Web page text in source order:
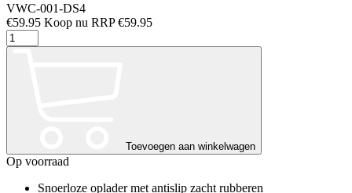
VWC-001-DS4
€59.95 RRP€59.95
Veho
DS-
Toevoegen aan winkelwagen
Op voorraad
Snoerloze oplader met antislip zacht rubberen